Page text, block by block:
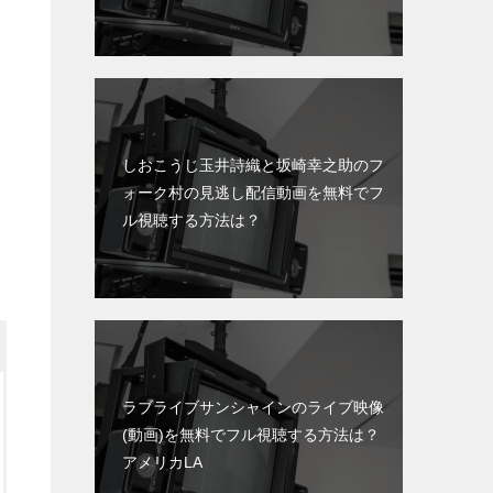
しおこうじ玉井詩織と坂崎幸之助のフ
ォーク村の見逃し配信動画を無料でフ
ル視聴する方法は？
ラブライブサンシャインのライブ映像
(動画)を無料でフル視聴する方法は？
アメリカLA